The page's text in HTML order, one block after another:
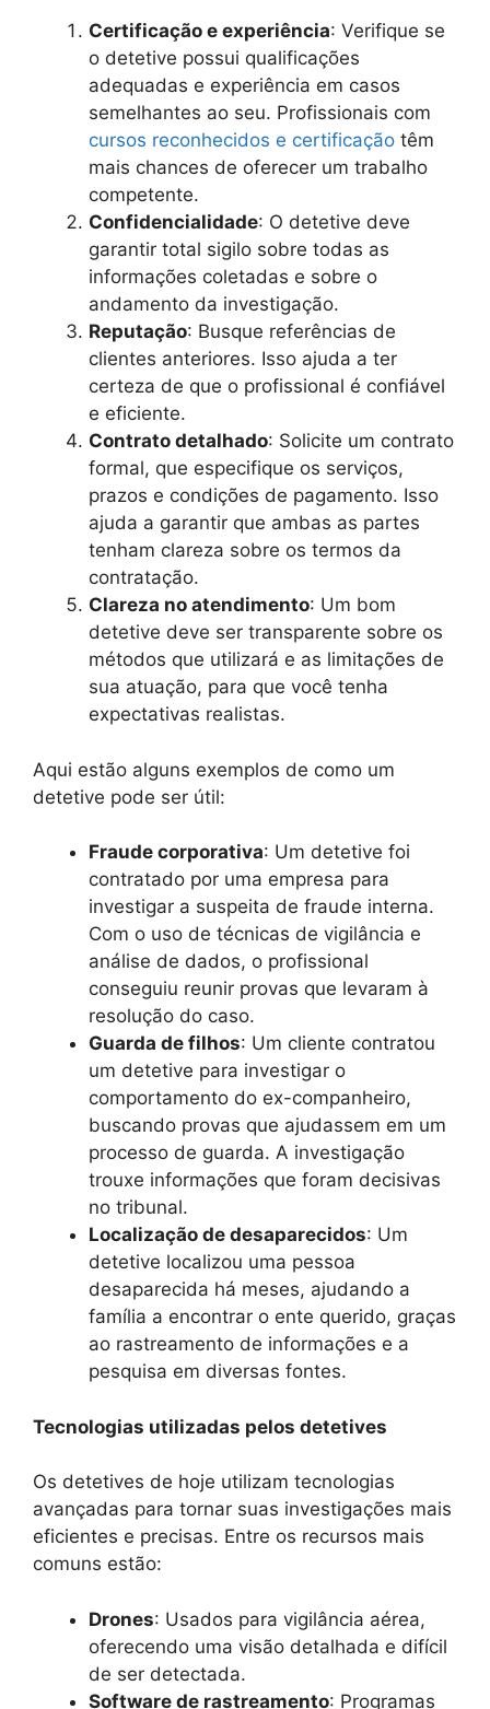
Certificação e experiência: Verifique se
o detetive possui qualificações
adequadas e experiência em casos
semelhantes ao seu. Profissionais com
cursos reconhecidos e certificação têm
mais chances de oferecer um trabalho
competente.
Confidencialidade: O detetive deve
garantir total sigilo sobre todas as
informações coletadas e sobre o
andamento da investigação.
Reputação: Busque referências de
clientes anteriores. Isso ajuda a ter
certeza de que o profissional é confiável
e eficiente.
Contrato detalhado: Solicite um contrato
formal, que especifique os serviços,
prazos e condições de pagamento. Isso
ajuda a garantir que ambas as partes
tenham clareza sobre os termos da
contratação.
Clareza no atendimento: Um bom
detetive deve ser transparente sobre os
métodos que utilizará e as limitações de
sua atuação, para que você tenha
expectativas realistas.
Aqui estão alguns exemplos de como um
detetive pode ser útil:
Fraude corporativa: Um detetive foi
contratado por uma empresa para
investigar a suspeita de fraude interna.
Com o uso de técnicas de vigilância e
análise de dados, o profissional
conseguiu reunir provas que levaram à
resolução do caso.
Guarda de filhos: Um cliente contratou
um detetive para investigar o
comportamento do ex-companheiro,
buscando provas que ajudassem em um
processo de guarda. A investigação
trouxe informações que foram decisivas
no tribunal.
Localização de desaparecidos: Um
detetive localizou uma pessoa
desaparecida há meses, ajudando a
família a encontrar o ente querido, graças
ao rastreamento de informações e a
pesquisa em diversas fontes.
Tecnologias utilizadas pelos detetives
Os detetives de hoje utilizam tecnologias
avançadas para tornar suas investigações mais
eficientes e precisas. Entre os recursos mais
comuns estão:
Drones: Usados para vigilância aérea,
oferecendo uma visão detalhada e difícil
de ser detectada.
Software de rastreamento: Programas